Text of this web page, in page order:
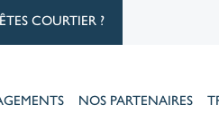
COURTIER ?
NOS PARTENAIRES